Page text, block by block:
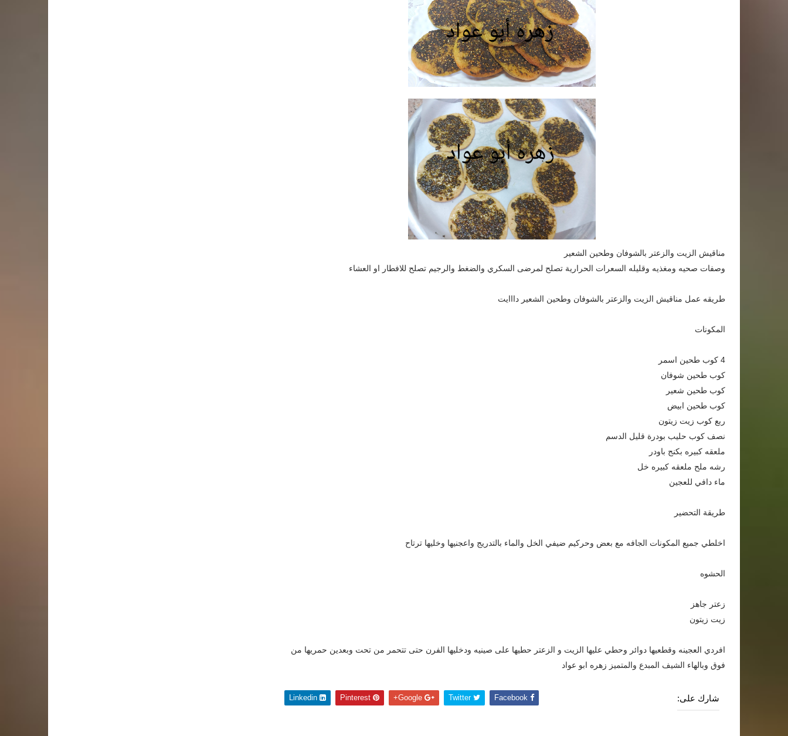
مناقيش الزيت والزعتر بالشوفان وطحين الشعير
وصفات صحيه ومغذيه وقليله السعرات الحرارية تصلح لمرضى السكري والضغط والرجيم تصلح للافطار او العشاء
طريقه عمل مناقيش الزيت والزعتر بالشوفان وطحين الشعير دااايت
المكونات
4 كوب طحين اسمر
كوب طحين شوفان
كوب طحين شعير
كوب طحين ابيض
ربع كوب زيت زيتون
نصف كوب حليب بودرة قليل الدسم
ملعقه كبيره بكنج باودر
رشه ملح ملعقه كبيره خل
ماء دافي للعجين
طريقة التحضير
اخلطي جميع المكونات الجافه مع بعض وحركيم ضيفي الخل والماء بالتدريج واعجنيها وخليها ترتاح
الحشوه
زعتر جاهز
زيت زيتون
افردي العجينه وقطعيها دوائر وحطي عليها الزيت و الزعتر حطيها على صينيه ودخليها الفرن حتى تتحمر من تحت وبعدين حمريها من
فوق وبالهاء الشيف المبدع والمتميز زهره ابو عواد
شارك على: Twitter